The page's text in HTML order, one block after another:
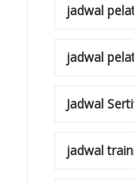
jadwal
jadwal
Jadwal
jadwal